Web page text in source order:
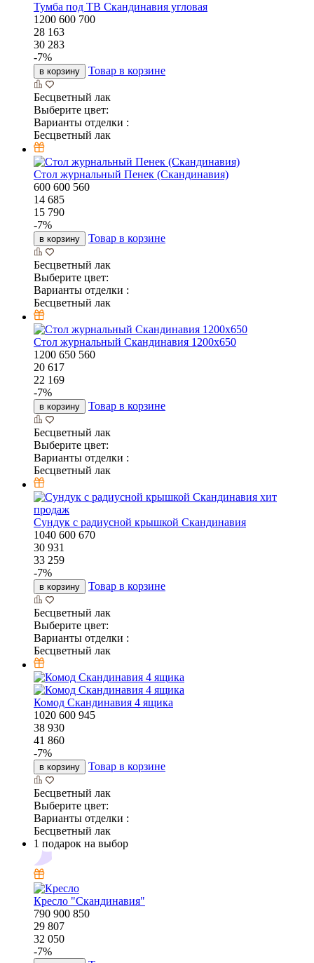
Тумба под ТВ Скандинавия угловая
1200 600 700
28 163
30 283
-7%
в корзину Товар в корзине
Бесцветный лак
Выберите цвет:
Варианты отделки :
Бесцветный лак
Стол журнальный Пенек (Скандинавия)
600 600 560
14 685
15 790
-7%
в корзину Товар в корзине
Бесцветный лак
Выберите цвет:
Варианты отделки :
Бесцветный лак
Стол журнальный Скандинавия 1200х650
1200 650 560
20 617
22 169
-7%
в корзину Товар в корзине
Бесцветный лак
Выберите цвет:
Варианты отделки :
Бесцветный лак
хит
продаж
Сундук с радиусной крышкой Скандинавия
1040 600 670
30 931
33 259
-7%
в корзину Товар в корзине
Бесцветный лак
Выберите цвет:
Варианты отделки :
Бесцветный лак
Комод Скандинавия 4 ящика
1020 600 945
38 930
41 860
-7%
в корзину Товар в корзине
Бесцветный лак
Выберите цвет:
Варианты отделки :
Бесцветный лак
1 подарок на выбор
Кресло "Скандинавия"
790 900 850
29 807
32 050
-7%